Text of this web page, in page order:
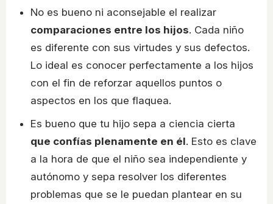
No es bueno ni aconsejable el realizar
comparaciones entre los hijos. Cada niño
es diferente con sus virtudes y sus defectos.
Lo ideal es conocer perfectamente a los hijos
con el fin de reforzar aquellos puntos o
aspectos en los que flaquea.
Es bueno que tu hijo sepa a ciencia cierta
que confías plenamente en él. Esto es clave
a la hora de que el niño sea independiente y
autónomo y sepa resolver los diferentes
problemas que se le puedan plantear en su